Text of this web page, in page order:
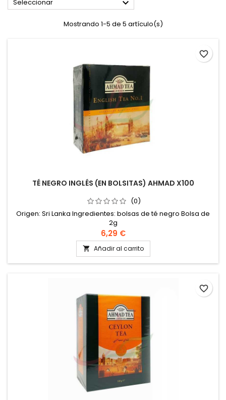
Seleccionar 
Mostrando 1-5 de 5 artículo(s)
TÉ NEGRO INGLÉS (EN BOLSITAS) AHMAD X100
(0)
Origen: Sri Lanka Ingredientes: bolsas de té negro Bolsa de
2g
6,29 €
 Añadir al carrito
favorite_border
favorite_border